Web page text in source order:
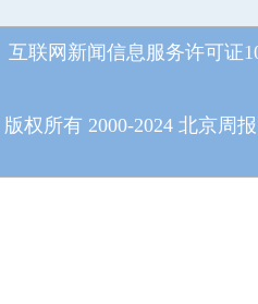
互联网新闻信息服务许可证
版权所有 2000-2024 北京周